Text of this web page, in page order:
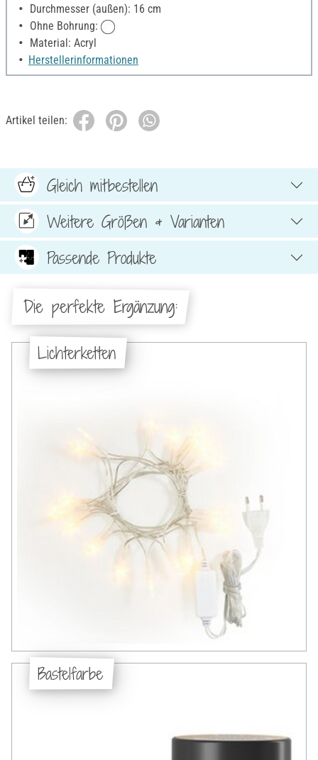
Durchmesser (außen): 16 cm
Ohne Bohrung:
Material: Acryl
Herstellerinformationen
Artikel teilen:
Gleich mitbestellen
Weitere Größen & Varianten
Passende Produkte
Die perfekte Ergänzung:
Lichterketten
Bastelfarbe